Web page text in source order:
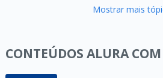
Mostrar mais
CONTEÚDOS ALURA